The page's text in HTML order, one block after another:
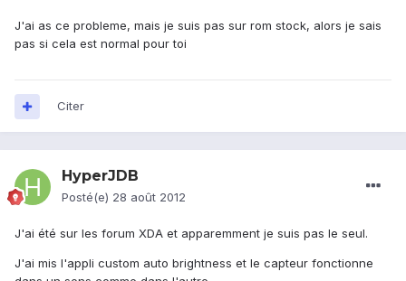
J'ai as ce probleme, mais je suis pas sur rom stock, alors je sais
pas si cela est normal pour toi
Citer
HyperJDB
Posté(e) 28 août 2012
J'ai été sur les forum XDA et apparemment je suis pas le seul.
J'ai mis l'appli custom auto brightness et le capteur fonctionne